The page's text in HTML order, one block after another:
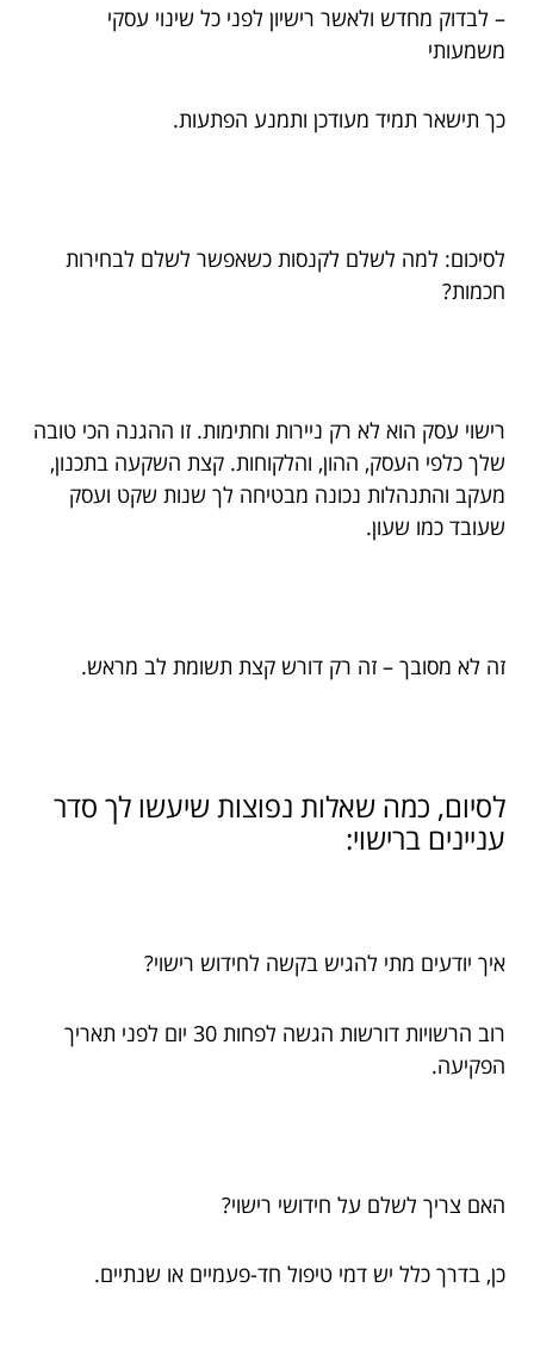
– לבדוק מחדש ולאשר רישיון לפני כל שינוי עסקי
משמעותי
כך תישאר תמיד מעודכן ותמנע הפתעות.
לסיכום: למה לשלם לקנסות כשאפשר לשלם לבחירות
חכמות?
רישוי עסק הוא לא רק ניירות וחתימות. זו ההגנה הכי טובה
שלך כלפי העסק, ההון, והלקוחות. קצת השקעה בתכנון,
מעקב והתנהלות נכונה מבטיחה לך שנות שקט ועסק
שעובד כמו שעון.
זה לא מסובך – זה רק דורש קצת תשומת לב מראש.
לסיום, כמה שאלות נפוצות שיעשו לך סדר
עניינים ברישוי:
איך יודעים מתי להגיש בקשה לחידוש רישוי?
רוב הרשויות דורשות הגשה לפחות 30 יום לפני תאריך
הפקיעה.
האם צריך לשלם על חידושי רישוי?
כן, בדרך כלל יש דמי טיפול חד-פעמיים או שנתיים.